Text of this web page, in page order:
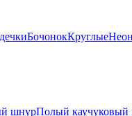
БочонокКруглые
шнурПолый